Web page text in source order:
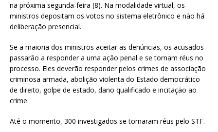
na próxima segunda-feira (8). Na modalidade virtual, os
ministros depositam os votos no sistema eletrônico e não há
deliberação presencial.
Se a maioria dos ministros aceitar as denúncias, os acusados
passarão a responder a uma ação penal e se tornam réus no
processo. Eles deverão responder pelos crimes de associação
criminosa armada, abolição violenta do Estado democrático
de direito, golpe de estado, dano qualificado e incitação ao
crime.
Até o momento, 300 investigados se tornaram réus pelo STF.